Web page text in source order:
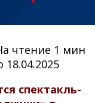
чтение 1 мин
18.04.2025
спектакль-